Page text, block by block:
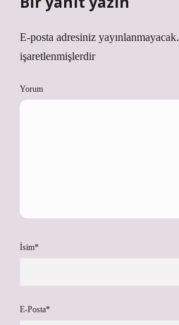
E-posta adresiniz yayınlanmayacak.
işaretlenmişlerdir
Yorum
İsim*
E-Posta*